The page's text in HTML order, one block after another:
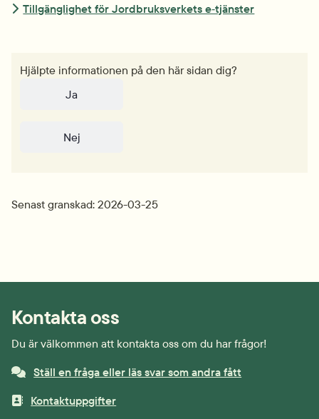
Tillgänglighet för Jordbruksverkets e‑tjänster
Hjälpte informationen på den här sidan dig?
Ja
Nej
Senast granskad: 2026-03-25
Kontakta oss
Du är välkommen att kontakta oss om du har frågor!
Ställ en fråga eller läs svar som andra fått
Kontaktuppgifter